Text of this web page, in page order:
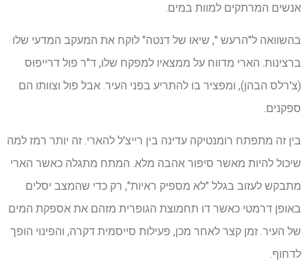
אנשים המרתקים למוות במים.
בהשוואה ל"הרעש ", שיאו של דנטה" לוקח את המעקב המדעי שלו
ברצינות. הארי מדווח על ממצאיו למפקח שלו, ד"ר פול דרייפוס
(צ'רלס הבהן), ומפציר בו להתריע בפני העיר. אבל פול וצוותו הם
ספקנים.
בין זה מתפתח רומנטיקה עדינה בין רייצ'ל להארי. זה יותר רמז למה
שיכול להיות מאשר סיפור אהבה מלא. המתח מתגלה כאשר הארי
מתבקש לעזוב בגלל "לא מספיק ראיות", רק כדי שהמצב יסלים
באופן דרמטי כאשר דו תחמוצת הגופרית מזהם את אספקת המים
של העיר. זמן קצר לאחר מכן, פעילות סייסמית דקרה, והפינוי הופך
לדחוף.